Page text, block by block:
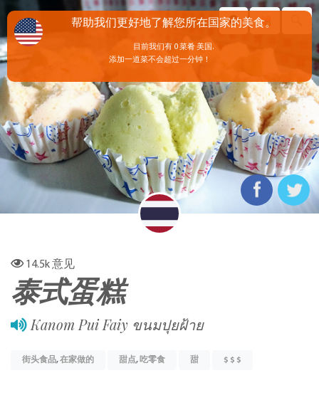
14.5k意见
泰式蛋糕
Kanom Pui Faiy ขนมปุยฝ้าย
街头食品,在家做的 甜点, 吃零食 甜 $ $ $
帮助我们更好地了解您所在国家的美食。
目前我们有 0 菜肴 美国.
添加一道菜不会超过一分钟！